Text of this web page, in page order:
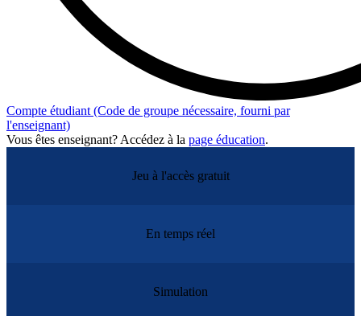
Compte étudiant(Code de groupe nécessaire, fourni par
l'enseignant)
Vous êtes enseignant? Accédez à la page éducation.
Jeu à l'accès gratuit
En temps réel
Simulation